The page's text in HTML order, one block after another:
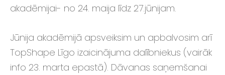
akadēmijai- no 24. maija līdz 27.jūnijam.
Jūnija akadēmijā apsveiksim un apbalvosim arī
TopShape Līgo izaicinājuma dalībniekus (vairāk
info 23. marta epastā). Dāvanas saņemšanai